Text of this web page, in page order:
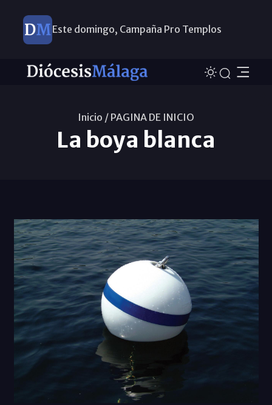
Este domingo, Campaña Pro Templos
Inicio / PAGINA DE INICIO
La boya blanca